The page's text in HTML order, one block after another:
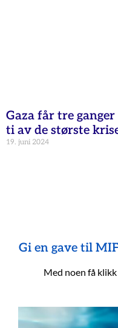
Gaza får tre
ti av de største
19. juni 2024
Gi en gave til
Med noen få